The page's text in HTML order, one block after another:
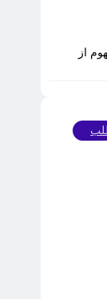
از